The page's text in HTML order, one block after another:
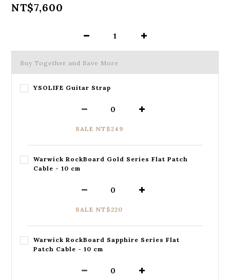
NT$7,600
Buy Together and Save More
YSOLIFE Guitar Strap
SALE NT$249
Warwick RockBoard Gold Series Flat Patch
Cable - 10 cm
SALE NT$220
Warwick RockBoard Sapphire Series Flat
Patch Cable - 10 cm